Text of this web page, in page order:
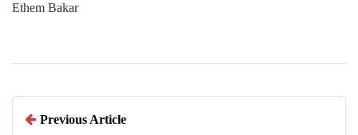
Ethem Bakar
Previous Article